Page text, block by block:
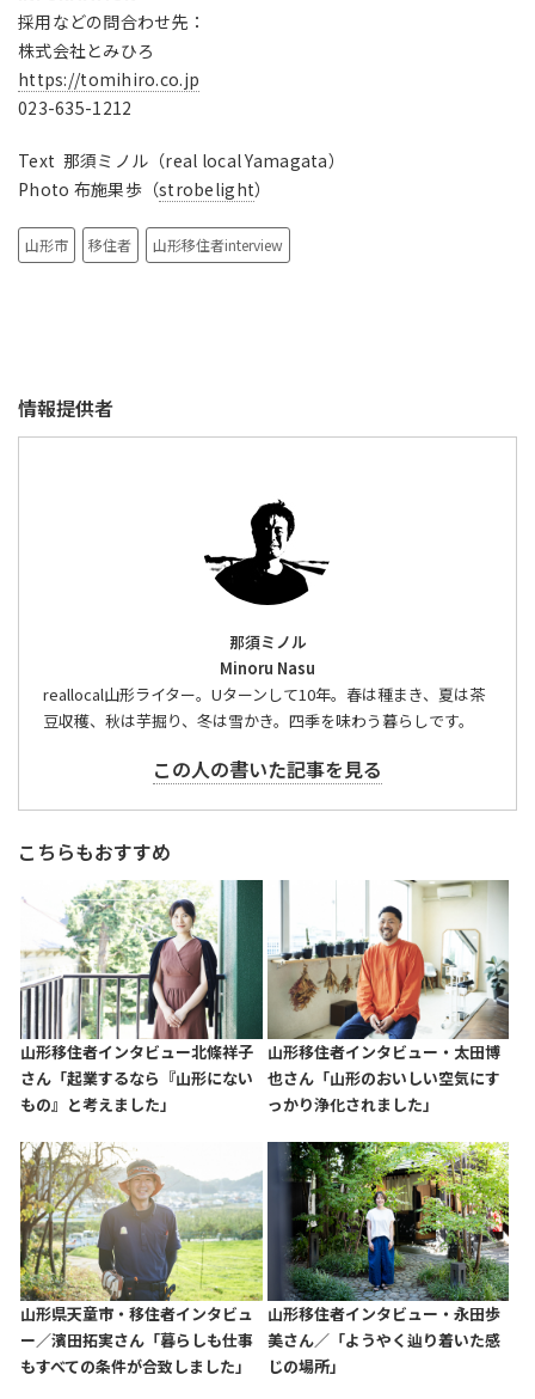
採用などの問合わせ先：
株式会社とみひろ
https://tomihiro.co.jp
023-635-1212
Text 那須ミノル（real local Yamagata）
Photo 布施果歩（strobelight）
山形市 移住者 山形移住者interview
情報提供者
那須ミノル
Minoru Nasu
reallocal山形ライター。Uターンして10年。春は種まき、夏は茶
豆収穫、秋は芋掘り、冬は雪かき。四季を味わう暮らしです。
この人の書いた記事を見る
こちらもおすすめ
山形移住者インタビュー北條祥子
さん「起業するなら『山形にない
もの』と考えました」
山形移住者インタビュー・太田博
也さん「山形のおいしい空気にす
っかり浄化されました」
山形県天童市・移住者インタビュ
ー／濱田拓実さん「暮らしも仕事
もすべての条件が合致しました」
山形移住者インタビュー・永田歩
美さん／「ようやく辿り着いた感
じの場所」